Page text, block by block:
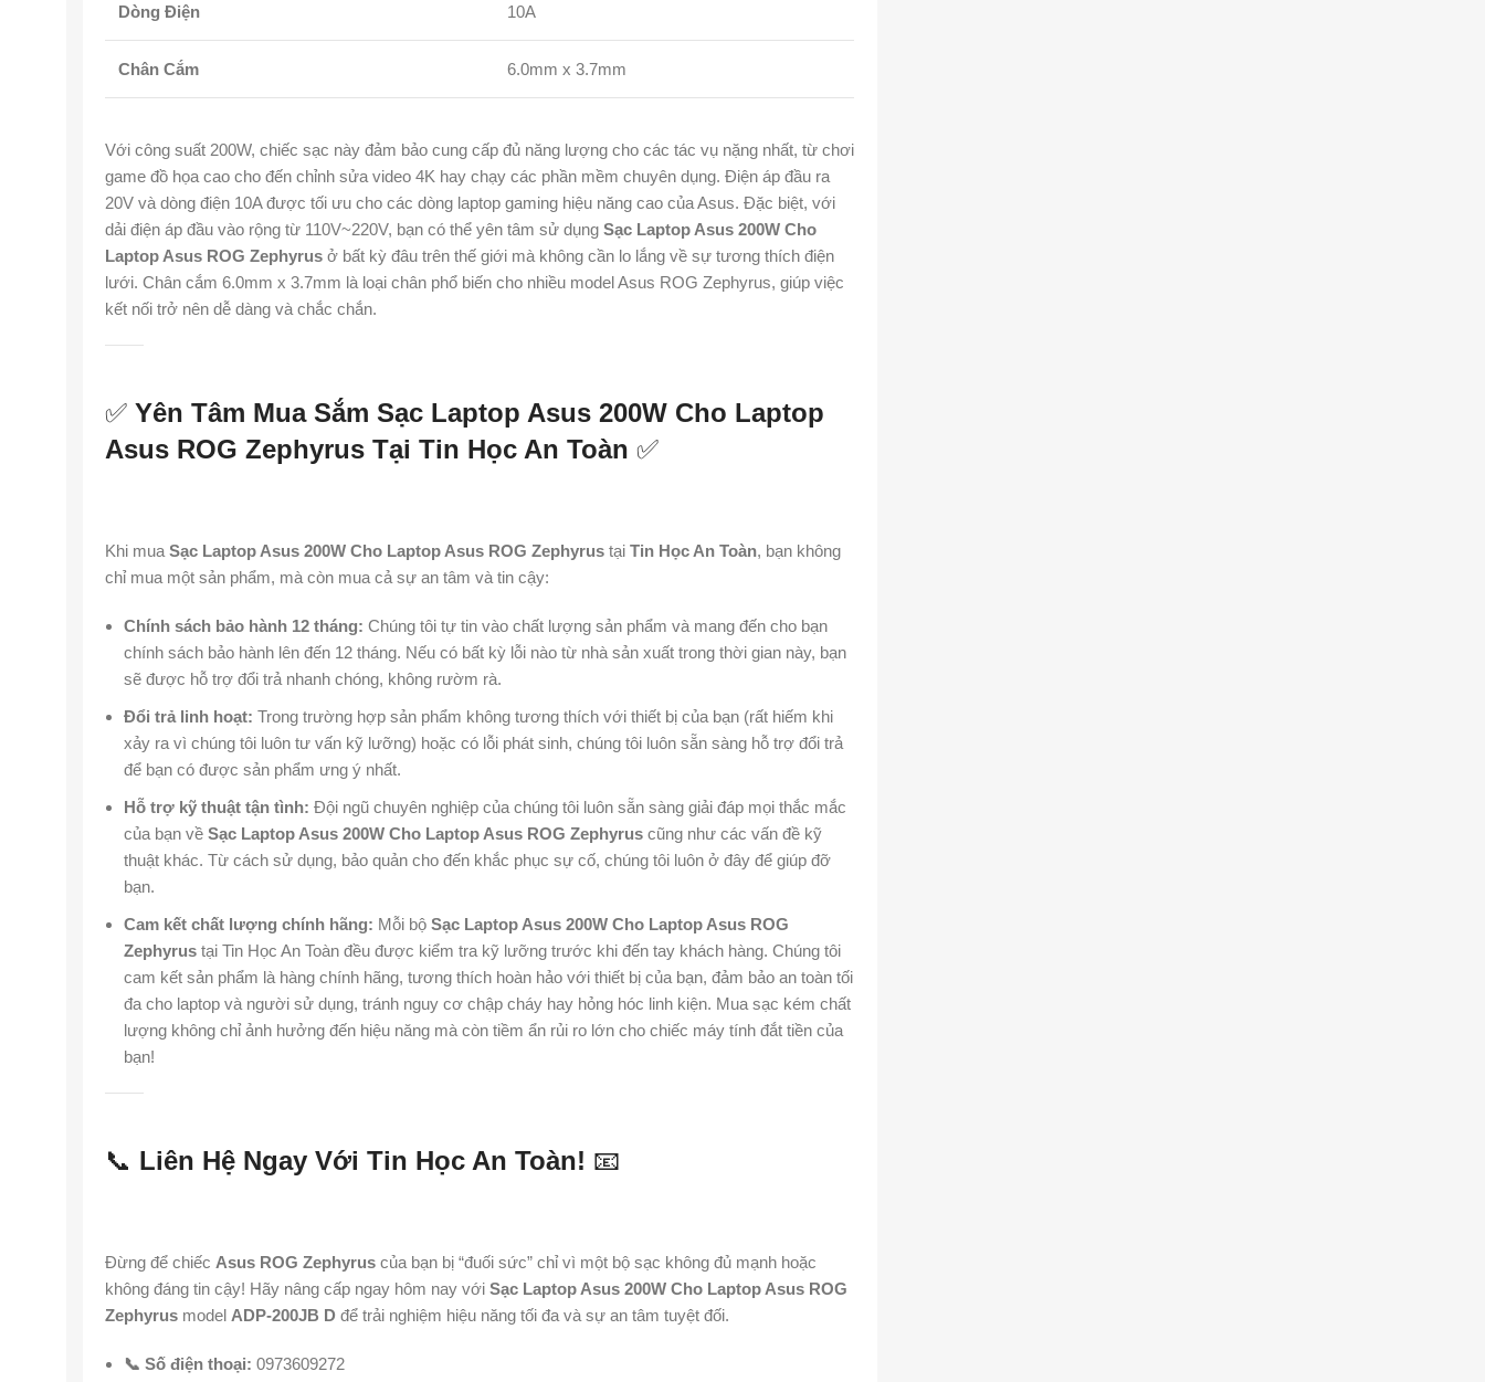
Dòng Điện 10A
Chân Cắm 6.0mm x 3.7mm
Với công suất 200W, chiếc sạc này đảm bảo cung cấp đủ năng lượng cho các tác vụ nặng nhất, từ chơi
game đồ họa cao cho đến chỉnh sửa video 4K hay chạy các phần mềm chuyên dụng. Điện áp đầu ra
20V và dòng điện 10A được tối ưu cho các dòng laptop gaming hiệu năng cao của Asus. Đặc biệt, với
dải điện áp đầu vào rộng từ 110V~220V, bạn có thể yên tâm sử dụng Sạc Laptop Asus 200W Cho
Laptop Asus ROG Zephyrus ở bất kỳ đâu trên thế giới mà không cần lo lắng về sự tương thích điện
lưới. Chân cắm 6.0mm x 3.7mm là loại chân phổ biến cho nhiều model Asus ROG Zephyrus, giúp việc
kết nối trở nên dễ dàng và chắc chắn.
✅ Yên Tâm Mua Sắm Sạc Laptop Asus 200W Cho Laptop
Asus ROG Zephyrus Tại Tin Học An Toàn ✅
Khi mua Sạc Laptop Asus 200W Cho Laptop Asus ROG Zephyrus tại Tin Học An Toàn, bạn không
chỉ mua một sản phẩm, mà còn mua cả sự an tâm và tin cậy:
Chính sách bảo hành 12 tháng: Chúng tôi tự tin vào chất lượng sản phẩm và mang đến cho bạn
chính sách bảo hành lên đến 12 tháng. Nếu có bất kỳ lỗi nào từ nhà sản xuất trong thời gian này, bạn
sẽ được hỗ trợ đổi trả nhanh chóng, không rườm rà.
Đổi trả linh hoạt: Trong trường hợp sản phẩm không tương thích với thiết bị của bạn (rất hiếm khi
xảy ra vì chúng tôi luôn tư vấn kỹ lưỡng) hoặc có lỗi phát sinh, chúng tôi luôn sẵn sàng hỗ trợ đổi trả
để bạn có được sản phẩm ưng ý nhất.
Hỗ trợ kỹ thuật tận tình: Đội ngũ chuyên nghiệp của chúng tôi luôn sẵn sàng giải đáp mọi thắc mắc
của bạn về Sạc Laptop Asus 200W Cho Laptop Asus ROG Zephyrus cũng như các vấn đề kỹ
thuật khác. Từ cách sử dụng, bảo quản cho đến khắc phục sự cố, chúng tôi luôn ở đây để giúp đỡ
bạn.
Cam kết chất lượng chính hãng: Mỗi bộ Sạc Laptop Asus 200W Cho Laptop Asus ROG
Zephyrus tại Tin Học An Toàn đều được kiểm tra kỹ lưỡng trước khi đến tay khách hàng. Chúng tôi
cam kết sản phẩm là hàng chính hãng, tương thích hoàn hảo với thiết bị của bạn, đảm bảo an toàn tối
đa cho laptop và người sử dụng, tránh nguy cơ chập cháy hay hỏng hóc linh kiện. Mua sạc kém chất
lượng không chỉ ảnh hưởng đến hiệu năng mà còn tiềm ẩn rủi ro lớn cho chiếc máy tính đắt tiền của
bạn!
📞 Liên Hệ Ngay Với Tin Học An Toàn! 📧
Đừng để chiếc Asus ROG Zephyrus của bạn bị “đuối sức” chỉ vì một bộ sạc không đủ mạnh hoặc
không đáng tin cậy! Hãy nâng cấp ngay hôm nay với Sạc Laptop Asus 200W Cho Laptop Asus ROG
Zephyrus model ADP-200JB D để trải nghiệm hiệu năng tối đa và sự an tâm tuyệt đối.
📞 Số điện thoại: 0973609272